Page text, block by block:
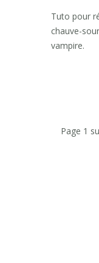
Tuto pour
chauve-
vampire.
Page 1